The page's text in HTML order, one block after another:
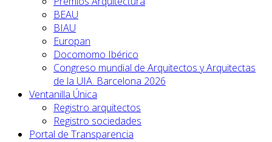
BEAU
BIAU
Europan
Docomomo Ibérico
Congreso mundial de Arquitectos y Arquitectas
de la UIA. Barcelona 2026
Ventanilla Única
Registro arquitectos
Registro sociedades
Portal de Transparencia